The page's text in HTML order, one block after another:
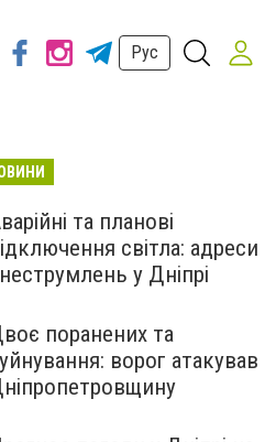
Рус
та планові
світла: адреси
у Дніпрі
поранених та
ворог атакував